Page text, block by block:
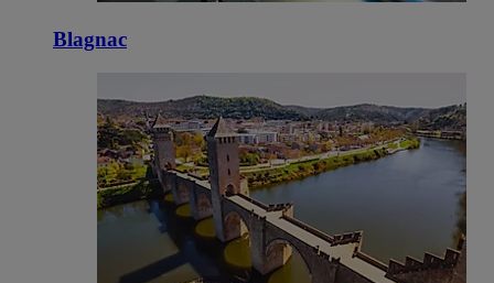
Blagnac